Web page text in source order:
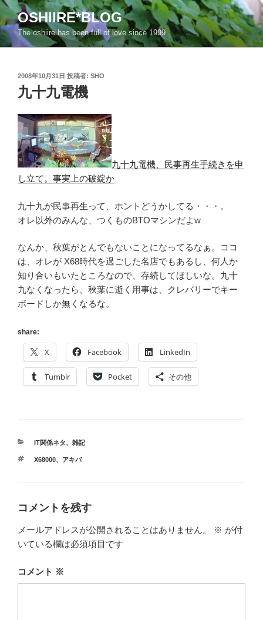
コ
ン
テ
ン
OSHIIRE*BLOG
The oshiire has been full of love since 1999
投
稿
日:
2008年10月31日 投稿者: SHO
九十九電機
九十九電機、民事再生手続きを申
し立て。事実上の破綻か
九十九が民事再生って、ホントどうかしてる・・・。
オレ以外のみんな、つくものBTOマシンだよw
なんか、秋葉がとんでもないことになってるなぁ。ココ
は、オレが X68時代を過ごした名店でもあるし、何人か
知り合いもいたところなので、存続してほしいな。九十
九なくなったら、秋葉に逝く用事は、クレバリーでキー
ボードしか無くなるな。
share:
X Facebook LinkedIn
Tumblr Pocket その他
カ
ゴ
IT関係ネタ、 雑記
タ
X68000、 アキバ
コメントを残す
メールアドレスが公開されることはありません。 ※ が付
いている欄は必須項目です
コメント ※